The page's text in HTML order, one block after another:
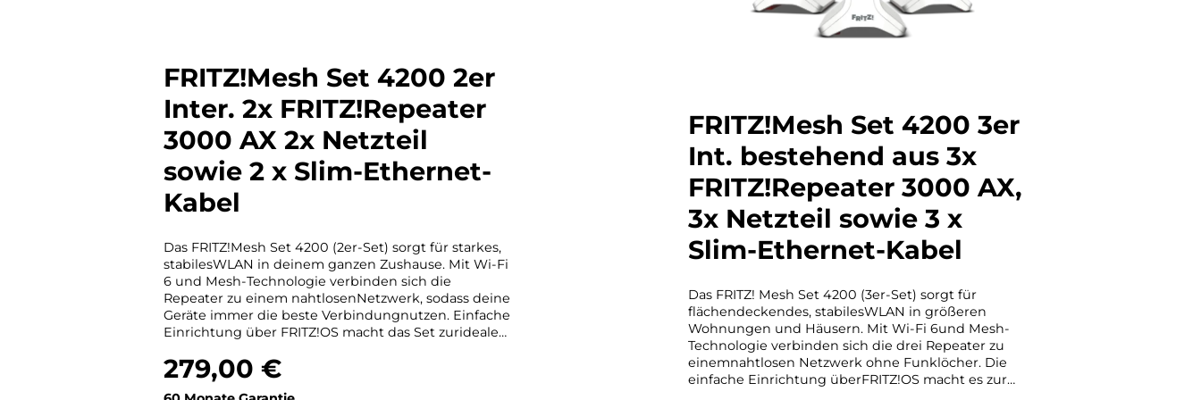
FRITZ!Mesh Set 4200 2er
Inter. 2x FRITZ!Repeater
3000 AX 2x Netzteil
sowie 2 x Slim-Ethernet-
Kabel
Das FRITZ!Mesh Set 4200 (2er-Set) sorgt für starkes,
stabilesWLAN in deinem ganzen Zushause. Mit Wi-Fi
6 und Mesh-Technologie verbinden sich die
Repeater zu einem nahtlosenNetzwerk, sodass deine
Geräte immer die beste Verbindungnutzen. Einfache
Einrichtung über FRITZ!OS macht das Set zuridealen
Räumen. Hersteller-Kontakt FRITZ! GmbHAlt-Moabit
95DE - 10559, Berlinwww.fritz.com
Regulärer Preis:
279,00 €
FRITZ!Mesh Set 4200 3er
Int. bestehend aus 3x
FRITZ!Repeater 3000 AX,
3x Netzteil sowie 3 x
Slim-Ethernet-Kabel
Das FRITZ! Mesh Set 4200 (3er-Set) sorgt für
flächendeckendes, stabilesWLAN in größeren
Wohnungen und Häusern. Mit Wi-Fi 6und Mesh-
Technologie verbinden sich die drei Repeater zu
einemnahtlosen Netzwerk ohne Funklöcher. Die
einfache Einrichtung überFRITZ!OS macht es zur